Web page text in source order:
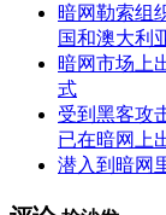
暗网勒索组
国和澳大利
暗网市场上
式
受到黑客攻
已在暗网上
潜入到暗网